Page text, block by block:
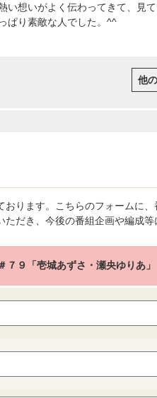
想いがよく伝わってきて、見て
ぱり素敵な人でした。^^
他
ります。こちらのフォームに
だき、今後の番組企画や編成等
９「壱城あずさ・瀬央ゆりあ」